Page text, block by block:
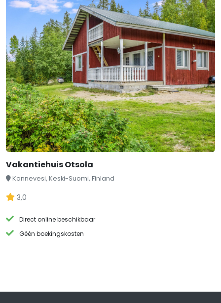
Vakantiehuis Otsola
Konnevesi, Keski-Suomi, Finland
3,0
Direct online beschikbaar
Géén boekingskosten